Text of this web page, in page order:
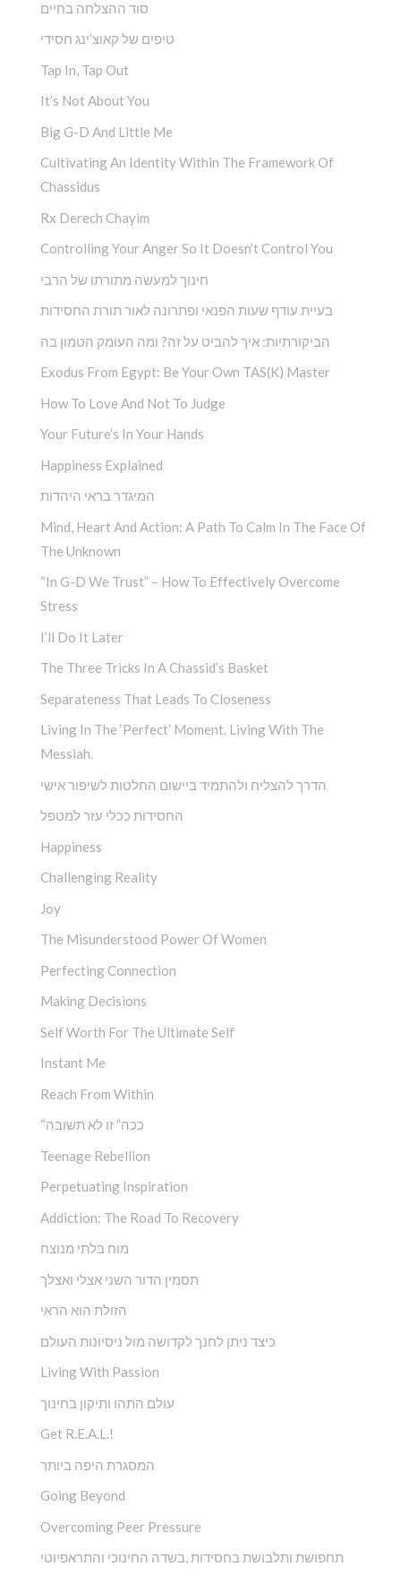
סוד ההצלחה בחיים
טיפים של קאוצ’ינג חסידי
Tap In, Tap Out
It’s Not About You
Big G-D And Little Me
Cultivating An Identity Within The Framework Of
Chassidus
Rx Derech Chayim
Controlling Your Anger So It Doesn’t Control You
חינוך למעשה מתורתו של הרבי
בעיית עודף שעות הפנאי ופתרונה לאור תורת החסידות
הביקורתיות: איך להביט על זה? ומה העומק הטמון בה
Exodus From Egypt: Be Your Own TAS(K) Master
How To Love And Not To Judge
Your Future’s In Your Hands
Happiness Explained
המיגדר בראי היהדות
Mind, Heart And Action: A Path To Calm In The Face Of
The Unknown
“In G-D We Trust” – How To Effectively Overcome
Stress
I’ll Do It Later
The Three Tricks In A Chassid’s Basket
Separateness That Leads To Closeness
Living In The ‘Perfect’ Moment. Living With The
Messiah.
הדרך להצליח ולהתמיד ביישום החלטות לשיפור אישי
החסידות ככלי עזר למטפל
Happiness
Challenging Reality
Joy
The Misunderstood Power Of Women
Perfecting Connection
Making Decisions
Self Worth For The Ultimate Self
Instant Me
Reach From Within
“ככה” זו לא תשובה
Teenage Rebellion
Perpetuating Inspiration
Addiction: The Road To Recovery
מוח בלתי מנוצח
תסמין הדור השני אצלי ואצלך
הזולת הוא הראי
כיצד ניתן לחנך לקדושה מול ניסיונות העולם
Living With Passion
עולם התהו ותיקון בחינוך
Get R.E.A.L.!
המסגרת היפה ביותר
Going Beyond
Overcoming Peer Pressure
תחפושת ותלבושת בחסידות ,בשדה החינוכי והתראפיוטי